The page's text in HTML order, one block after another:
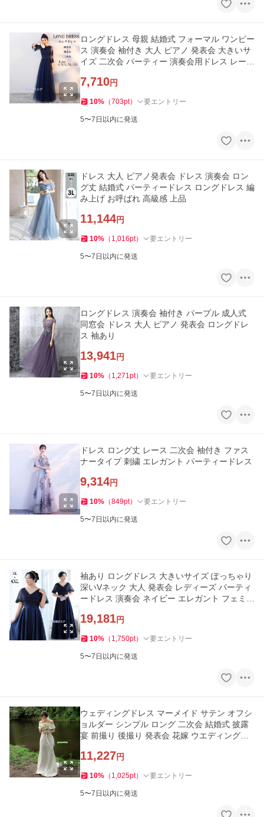
ロングドレス 母親 結婚式 フォーマル ワンピー
ス 演奏会 袖付き 大人 ピアノ 発表会 大きいサ
イズ 二次会 パーティー 演奏会用ドレス レース
7,710円
10% （703pt） 要エントリー
5〜7日以内に発送
ドレス 大人 ピアノ発表会 ドレス 演奏会 ロン
グ丈 結婚式 パーティードレス ロングドレス 編
み上げ お呼ばれ 高級感 上品
11,144円
10% （ 1,016pt） 要エントリー
5〜7日以内に発送
ロングドレス 演奏会 袖付き パープル 成人式
同窓会 ドレス 大人 ピアノ 発表会 ロングドレ
ス 袖あり
13,941円
10% （ 1,271pt） 要エントリー
5〜7日以内に発送
ドレス ロング丈 レース 二次会 袖付き ファス
ナータイプ 刺繍 エレガント パーティードレス
9,314円
10% （849pt） 要エントリー
5〜7日以内に発送
袖あり ロングドレス 大きいサイズ ぽっちゃり
深いVネック 大人 発表会 レディーズ パーティ
ードレス 演奏会 ネイビー エレガント フェミニ
19,181円
10% （ 1,750pt） 要エントリー
5〜7日以内に発送
ウェディングドレス マーメイド サテン オフシ
ョルダー シンプル ロング 二次会 結婚式 披露
宴 前撮り 後撮り 発表会 花嫁 ウエディングド
11,227円
10% （ 1,025pt） 要エントリー
5〜7日以内に発送